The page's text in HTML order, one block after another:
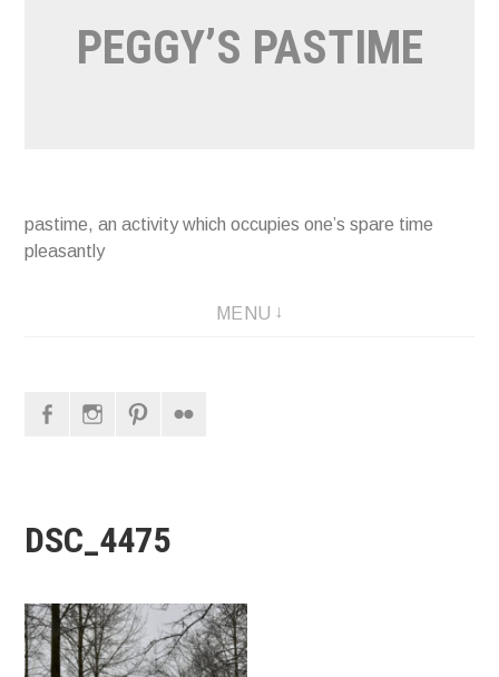
PEGGY’S PASTIME
pastime, an activity which occupies one’s spare time
pleasantly
MENU
FacebookInstagram
DSC_4475